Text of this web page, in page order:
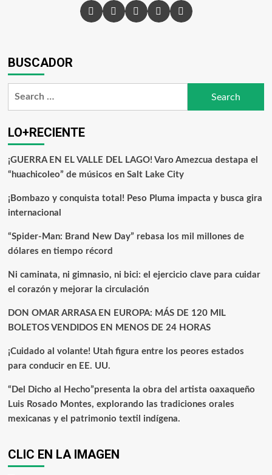
BUSCADOR
LO+RECIENTE
¡GUERRA EN EL VALLE DEL LAGO! Varo Amezcua destapa el
“huachicoleo” de músicos en Salt Lake City
¡Bombazo y conquista total! Peso Pluma impacta y busca gira
internacional
“Spider-Man: Brand New Day” rebasa los mil millones de
dólares en tiempo récord
Ni caminata, ni gimnasio, ni bici: el ejercicio clave para cuidar
el corazón y mejorar la circulación
DON OMAR ARRASA EN EUROPA: MÁS DE 120 MIL
BOLETOS VENDIDOS EN MENOS DE 24 HORAS
¡Cuidado al volante! Utah figura entre los peores estados
para conducir en EE. UU.
“Del Dicho al Hecho”presenta la obra del artista oaxaqueño
Luis Rosado Montes, explorando las tradiciones orales
mexicanas y el patrimonio textil indígena.
CLIC EN LA IMAGEN